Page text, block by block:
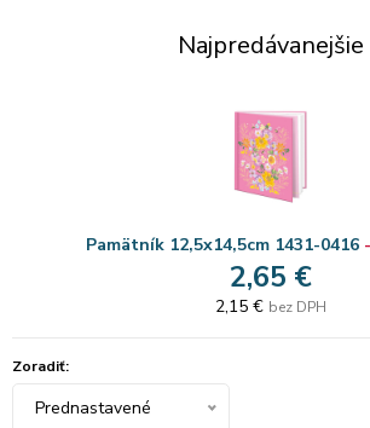
Najpredávanejšie
Pamätník 12,5x14,5cm 1431-0416-
2,65 €
2,15 € bez DPH
Zoradiť:
Prednastavené